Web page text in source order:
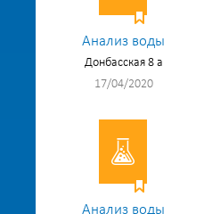
Анализ воды
Донбасская 8 а
17/04/2020
Анализ воды